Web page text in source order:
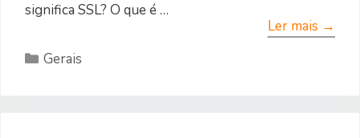
significa SSL? O que é …
Ler mais →
Categorias
Gerais